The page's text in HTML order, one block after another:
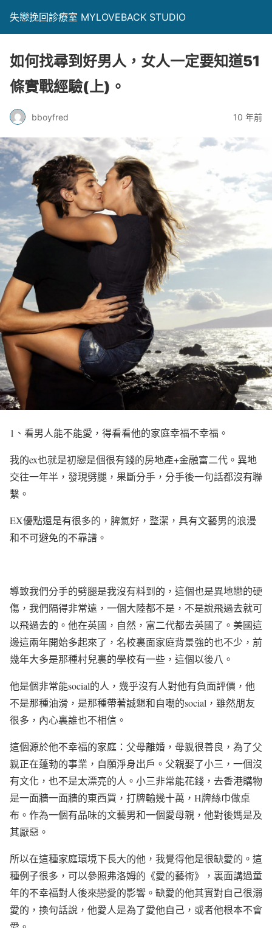
失戀挽回診療室 MYLOVEBACK STUDIO
如何找尋到好男人，女人一定要知道51
條實戰經驗(上)。
bboyfred 10 年前
1 、看男人能不能愛，得看看他的家庭幸福不幸福。
我的ex也就是初戀是個很有錢的房地產+金融富二代。異地
交往一年半，發現劈腿，果斷分手，分手後一句話都沒有聯
繫。
EX優點還是有很多的，脾氣好，整潔，具有文藝男的浪漫
和不可避免的不靠譜。
導致我們分手的劈腿是我沒有料到的，這個也是異地戀的硬
傷，我們隔得非常遠，一個大陸都不是，不是說飛過去就可
以飛過去的。他在英國，自然，富二代都去英國了。美國這
邊這兩年開始多起來了，名校裏面家庭背景強的也不少，前
幾年大多是那種村兒裏的學校有一些，這個以後八。
他是個非常能social的人，幾乎沒有人對他有負面評價，他
不是那種油滑，是那種帶著誠懇和自嘲的social ，雖然朋友
很多，內心裏誰也不相信。
這個源於他不幸福的家庭： 父母離婚， 母親很善良，為了父
親正在蓬勃的事業，自願淨身出戶。父親娶了小三，一個沒
有文化，也不是太漂亮的人。小三非常能花錢，去香港購物
是一面牆一面牆的東西買，打牌輸幾十萬， H牌絲巾做桌
布。作為一個有品味的文藝男和一個愛母親，他對後媽是及
其厭惡。
所以在這種家庭環境下長大的他，我覺得他是很缺愛的。這
種例子很多，可以參照弗洛姆的《愛的藝術》，裏面講過童
年的不幸福對人後來戀愛的影響。缺愛的他其實對自己很溺
愛的，換句話說，他愛人是為了愛他自己，或者他根本不會